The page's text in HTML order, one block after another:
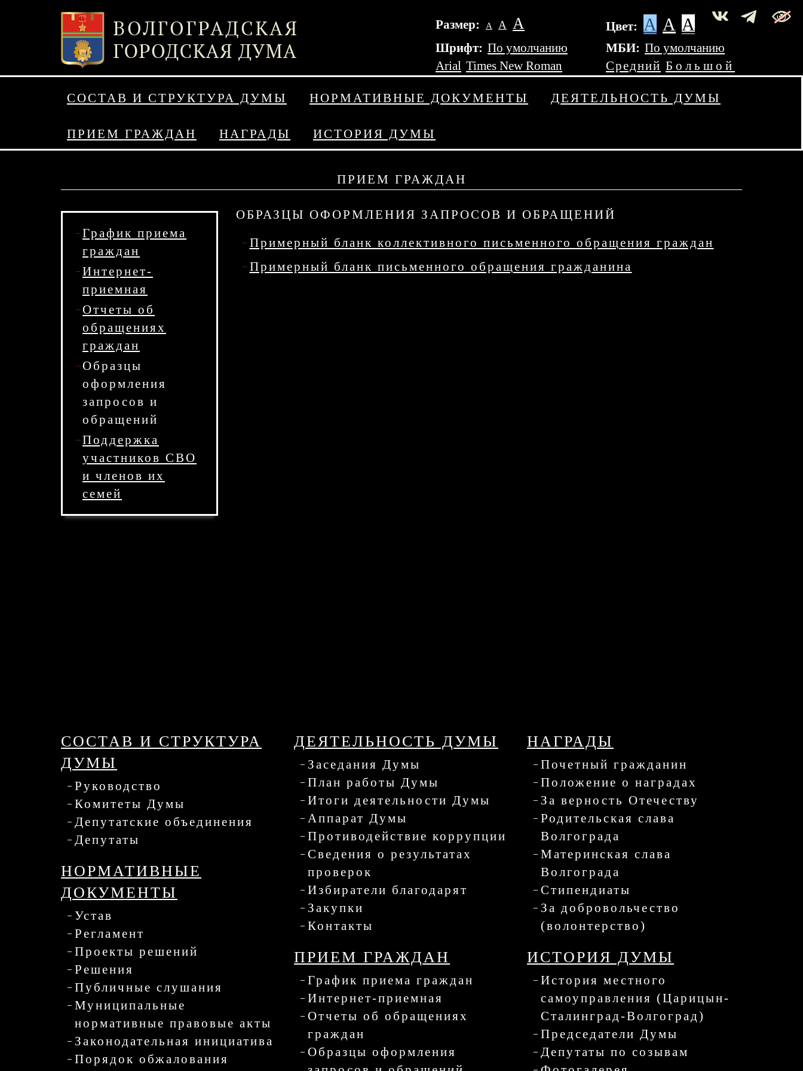
Размер: А А А Цвет: A A A
Шрифт: По умолчанию
Arial Times New Roman
МБИ: По умолчанию
Средний Большой
СОСТАВ И СТРУКТУРА ДУМЫ НОРМАТИВНЫЕ ДОКУМЕНТЫ ДЕЯТЕЛЬНОСТЬ ДУМЫ
ПРИЕМ ГРАЖДАН НАГРАДЫ ИСТОРИЯ ДУМЫ
ПРИЕМ ГРАЖДАН
График приема
граждан
Интернет-
приемная
Отчеты об
обращениях
граждан
Образцы
оформления
запросов и
обращений
Поддержка
участников СВО
и членов их
семей
ОБРАЗЦЫ ОФОРМЛЕНИЯ ЗАПРОСОВ И ОБРАЩЕНИЙ
Примерный бланк коллективного письменного обращения граждан
Примерный бланк письменного обращения гражданина
СОСТАВ И СТРУКТУРА
ДУМЫ
Руководство
Комитеты Думы
Депутатские объединения
Депутаты
НОРМАТИВНЫЕ
ДОКУМЕНТЫ
Устав
Регламент
Проекты решений
Решения
Публичные слушания
Муниципальные
нормативные правовые акты
Законодательная инициатива
Порядок обжалования
ДЕЯТЕЛЬНОСТЬ ДУМЫ
Заседания Думы
План работы Думы
Итоги деятельности Думы
Аппарат Думы
Противодействие коррупции
Сведения о результатах
проверок
Избиратели благодарят
Закупки
Контакты
ПРИЕМ ГРАЖДАН
График приема граждан
Интернет-приемная
Отчеты об обращениях
граждан
Образцы оформления
НАГРАДЫ
Почетный гражданин
Положение о наградах
За верность Отечеству
Родительская слава
Волгограда
Материнская слава
Волгограда
Стипендиаты
За добровольчество
(волонтерство)
ИСТОРИЯ ДУМЫ
История местного
самоуправления (Царицын-
Сталинград-Волгоград)
Председатели Думы
Депутаты по созывам